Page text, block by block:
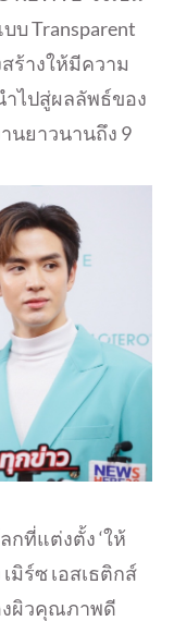
บ Transparent
ร้างให้มีความ
ำไปสู่ผลลัพธ์ของ
นยาวนานถึง 9
ที่แต่งตั้ง ‘ให้
มิร์ซ เอสเธติกส์
ผิวคุณภาพดี